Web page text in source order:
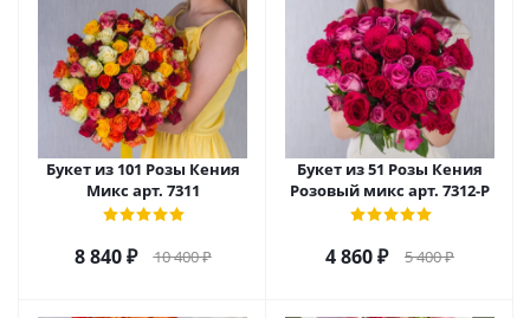
Букет из 101 Розы Кения
Микс арт. 7311
8 840₽ 10 400₽
Букет из 51 Розы Кения
Розовый микс арт. 7312-Р
4 860₽ 5 400₽